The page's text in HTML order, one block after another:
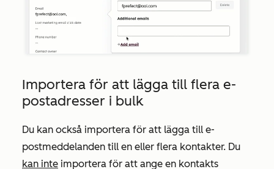
Importera för att lägga till flera e-
postadresser i bulk
Du kan också importera för att lägga till e-
postmeddelanden till en eller flera kontakter. Du
kan inte importera för att ange en kontakts